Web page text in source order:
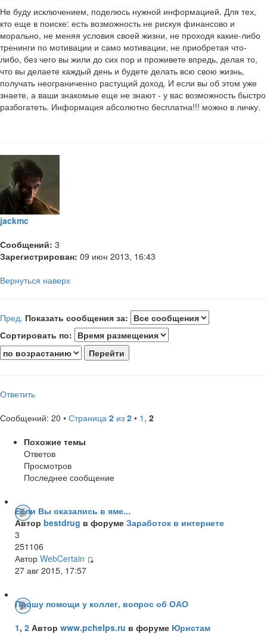
Не буду исключением, поделюсь нужной информацией. Для тех,
кто еще в поиске: есть возможность не рискуя финансово и
морально, не меняя условия своей жизни, не проходя какие-либо
тренинги по мотивации и само мотивации, не приобретая что-
либо, без чего вы жили до сих пор и проживете впредь, делая то,
что вы делаете каждый день и будете делать всю свою жизнь,
получать неограниченно растущий доход. И если вы об этом уже
знаете, а ваши знакомые еще не знают - у вас возможность быстро
разбогатеть. Информация абсолютно бесплатна!!! можно в личку.
jackmc
Сообщений: 3
Зарегистрирован: 09 июн 2013, 16:43
Вернуться наверх
Пред. Показать сообщения за:
Сортировать по:
Ответить
Сообщений: 20 • Страница 2 из 2 • 1 , 2
Похожие темы
Ответов
Просмотров
Последнее сообщение
Если Вы оказались в яме...
Автор bestdrug в форуме Заработок в интернете
3
251106
Автор WebCertain
27 авг 2015, 17:57
Прошу помощи у коллег, вопрос об ОАО
1, 2 Автор www.pchelps.ru в форуме Юристам